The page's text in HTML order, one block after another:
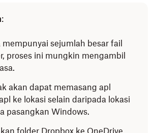
:
mempunyai sejumlah besar fail
proses ini mungkin mengambil
akan dapat memasang apl
ke lokasi selain daripada lokasi
pasangkan Windows.
folder Dropbox ke OneDrive